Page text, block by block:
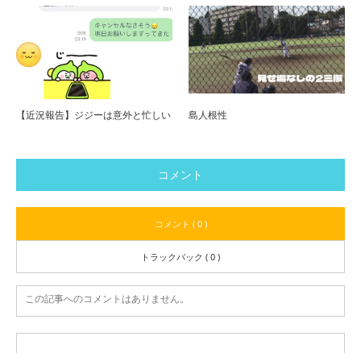
【近況報告】ジジーは意外と忙しい 島人根性
コメント
コメント ( 0 )
トラックバック ( 0 )
この記事へのコメントはありません。